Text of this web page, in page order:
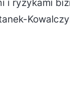
i ryzykami